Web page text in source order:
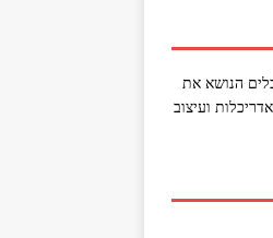
הנושא את
ועיצוב